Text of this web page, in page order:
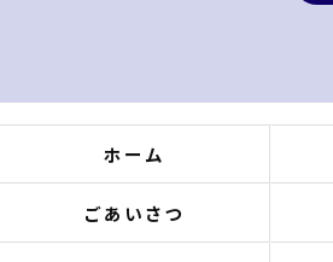
ホーム
ごあいさつ